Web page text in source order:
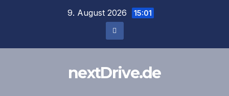
9. August 2026 15:01
nextDrive.de